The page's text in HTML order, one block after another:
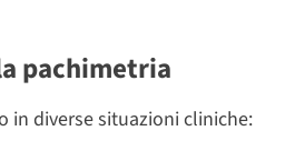
pachimetria
in diverse situazioni cliniche: